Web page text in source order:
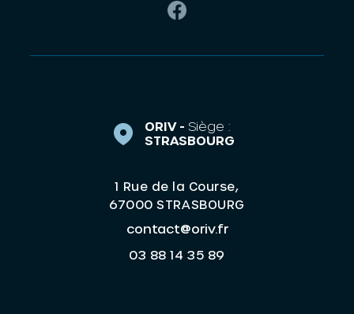
ORIV - Siège :
STRASBOURG
1 Rue de la Course,
67000 STRASBOURG
contact@oriv.fr
03 88 14 35 89